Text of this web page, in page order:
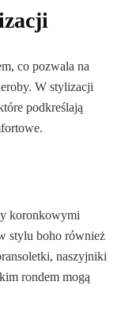
co pozwala na
W stylizacji
podkreślają
koronkowymi
stylu boho również
naszyjniki
rondem mogą